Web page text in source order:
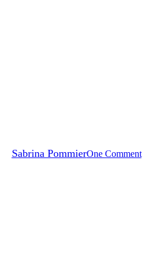
Sabrina PommierOne Comment